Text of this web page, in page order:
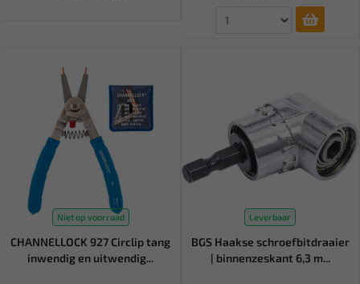
Niet op voorraad
CHANNELLOCK 927 Circlip tang
inwendig en uitwendig...
Leverbaar
BGS Haakse schroefbitdraaier
| binnenzeskant 6,3 m...